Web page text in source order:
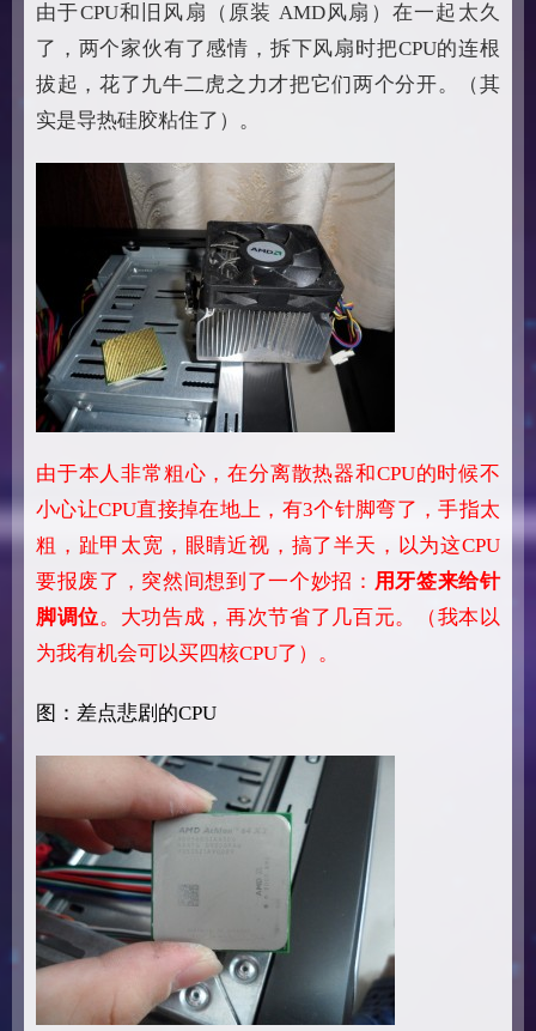
由于CPU和旧风扇（原装 AMD风扇）在一起太久
了，两个家伙有了感情，拆下风扇时把CPU的连根
拔起，花了九牛二虎之力才把它们两个分开。（其
实是导热硅胶粘住了）。
由于本人非常粗心，在分离散热器和CPU的时候不
小心让CPU直接掉在地上，有3个针脚弯了，手指太
粗，趾甲太宽，眼睛近视，搞了半天，以为这CPU
要报废了，突然间想到了一个妙招： 用牙签来给针
脚调位。大功告成，再次节省了几百元。（我本以
为我有机会可以买四核CPU了）。
图：差点悲剧的CPU